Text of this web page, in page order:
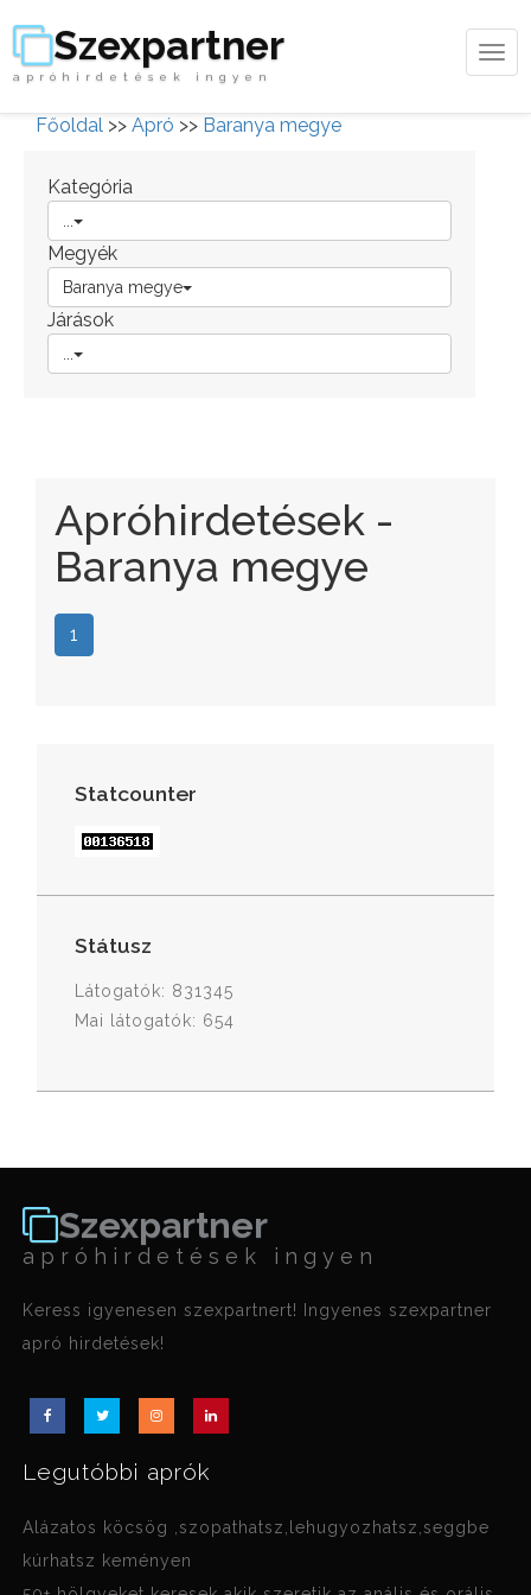
Szexpartner
apróhirdetések ingyen
Főoldal >> Apró >> Baranya megye
Kategória
Megyék
Baranya megye
Járások
Apróhirdetések -
Baranya megye
1
Statcounter
Státusz
Látogatók: 831345
Mai látogatók: 654
Szexpartner
apróhirdetések ingyen
Keress igyenesen szexpartnert! Ingyenes szexpartner
apró hirdetések!
Legutóbbi aprók
Alázatos köcsög ,szopathatsz,lehugyozhatsz,seggbe
kúrhatsz keményen